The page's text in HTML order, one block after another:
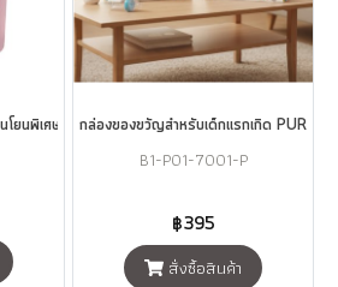
โยนพิเศษ 500 ml Baby Fabric Softener
กล่องของขวัญสำหรับเด็กแรกเกิด PUR
B1-P01-7001-P
฿395
สั่งซื้อสินค้า